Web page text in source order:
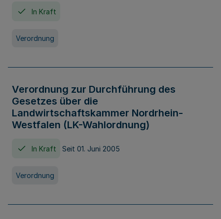
In Kraft
Verordnung
Verordnung zur Durchführung des
Gesetzes über die
Landwirtschaftskammer Nordrhein-
Westfalen (LK-Wahlordnung)
In Kraft Seit 01. Juni 2005
Verordnung